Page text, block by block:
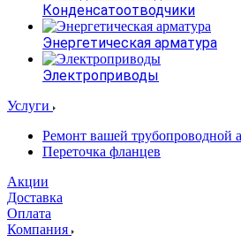
Конденсатоотводчики
Энергетическая арматура
Электроприводы
Услуги
Ремонт вашей трубопроводной
Переточка фланцев
Акции
Доставка
Оплата
Компания